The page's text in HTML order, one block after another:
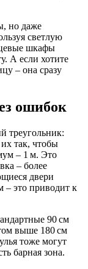
но даже
светлую
шкафы
А если хотите
– она сразу
ошибок
треугольник:
так, чтобы
– 1 м. Это
– более
двери
– это приводит к
90 см
выше 180 см
тоже могут
барная зона.